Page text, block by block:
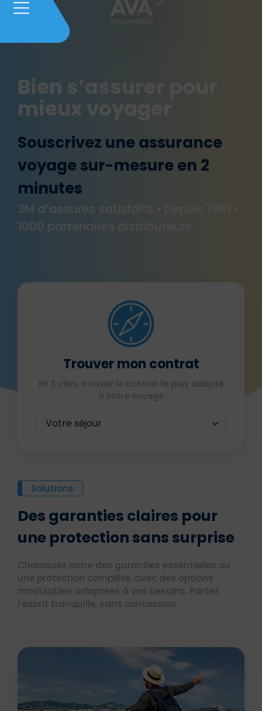
Bien s’assurer pour
mieux voyager​
Souscrivez une assurance
voyage sur-mesure en 2
minutes
3M d’assurés satisfaits • Depuis 1981 •
1000 partenaires distributeurs
Trouver mon contrat
En 3 clics, trouvez le contrat le plus adapté
à votre voyage
Solutions
Des garanties claires pour
une protection sans surprise
Choisissez entre des garanties essentielles ou
une protection complète, avec des options
modulables adaptées à vos besoins. Partez
l’esprit tranquille, sans concession.